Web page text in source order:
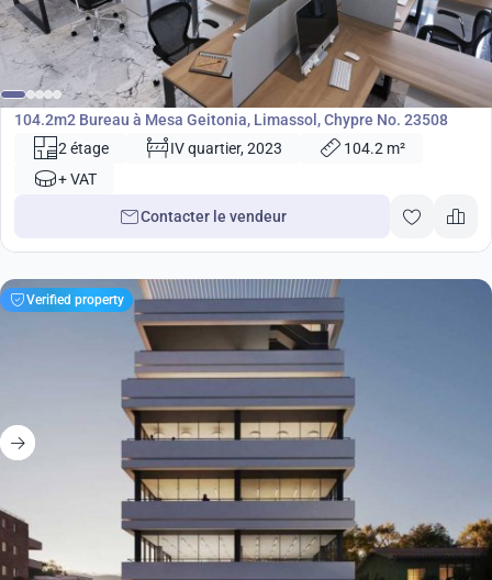
€589 000
Bureau
104.2m2 Bureau à Mesa Geitonia, Limassol, Chypre No. 23508
2 étage
IV quartier, 2023
104.2 m²
+ VAT
Contacter le vendeur
Verified property
€ 2 015 000